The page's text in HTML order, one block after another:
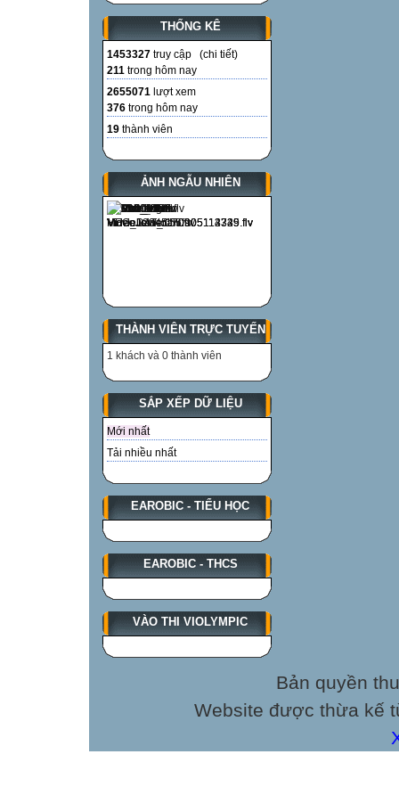
THỐNG KÊ
1453327 truy cập (chi tiết)
211 trong hôm nay
2655071 lượt xem
376 trong hôm nay
19 thành viên
ẢNH NGẪU NHIÊN
THÀNH VIÊN TRỰC TUYẾN
1 khách và 0 thành viên
SẮP XẾP DỮ LIỆU
Mới nhất
Tải nhiều nhất
EAROBIC - TIỂU HỌC
EAROBIC - THCS
VÀO THI VIOLYMPIC
Bản quyền
Website được thừa kế